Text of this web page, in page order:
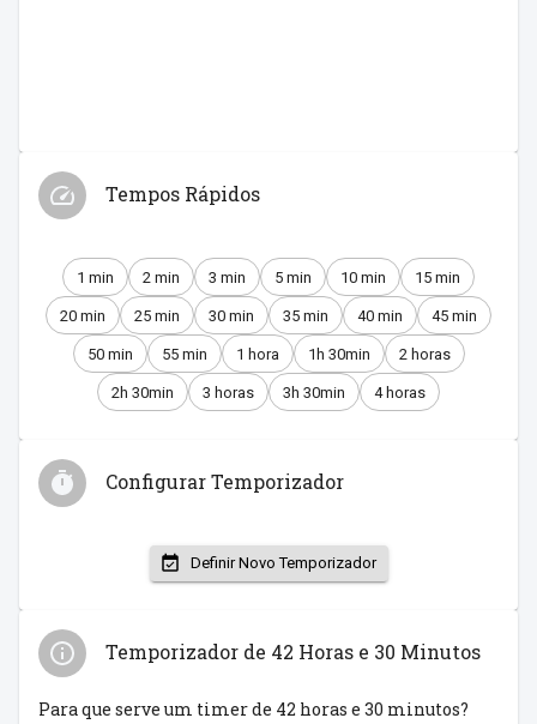
Tempos Rápidos
1 min 2 min 3 min 5 min 10 min 15 min
20 min 25 min 30 min 35 min 40 min 45 min
50 min 55 min 1 hora 1h 30min 2 horas
2h 30min 3 horas 3h 30min 4 horas
Configurar Temporizador
Definir Novo Temporizador
Temporizador de 42 Horas e 30 Minutos
Para que serve um timer de 42 horas e 30 minutos?